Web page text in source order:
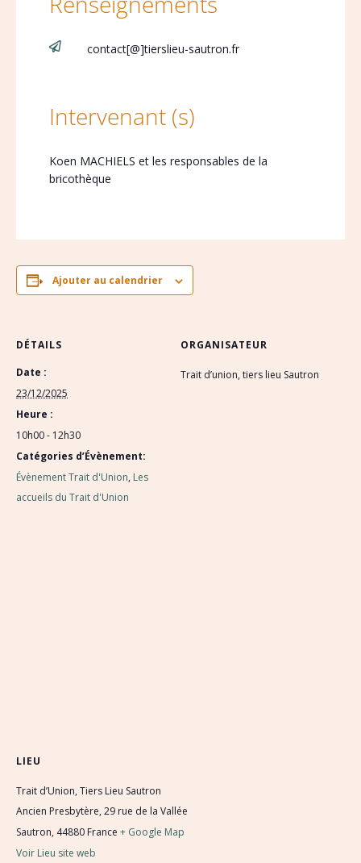
 contact[@]tierslieu-sautron.fr
Intervenant (s)
Koen MACHIELS et les responsables de la
bricothèque
Ajouter au calendrier
DÉTAILS
Date :
23/12/2025
Heure :
10h00 - 12h30
Catégories d’Évènement:
Évènement Trait d'Union, Les
accueils du Trait d'Union
ORGANISATEUR
Trait d’union, tiers lieu Sautron
LIEU
Trait d’Union, Tiers Lieu Sautron
Ancien Presbytère, 29 rue de la Vallée
Sautron, 44880 France + Google Map
Voir Lieu site web